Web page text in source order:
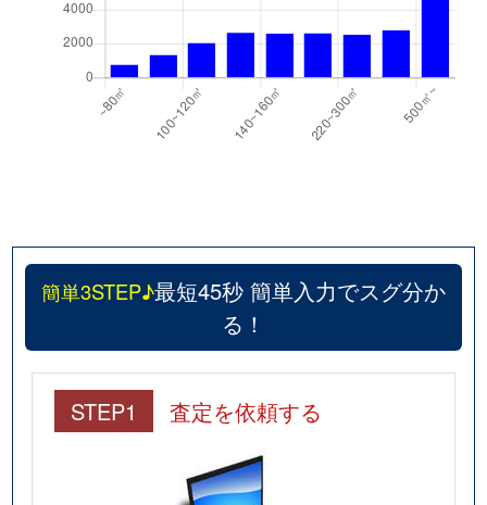
簡単3STEP♪最短45秒 簡単入力でスグ分か
る！
STEP1 査定を依頼する